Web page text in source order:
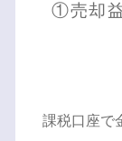
①売却
課税口座で